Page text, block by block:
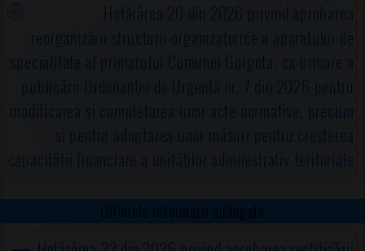
Hotărârea 20 din 2026 privind aprobarea
reorganizării structurii organizatorice a aparatului de
specialitate al primarului Comunei Gorgota, ca urmare a
publicării Ordonanţei de Urgență nr. 7 din 2026 pentru
modificarea şi completarea unor acte normative, precum
şi pentru adoptarea unor măsuri pentru creşterea
capacităţii financiare a unităţilor administrativ-teritoriale
Ultimele informații adăugate